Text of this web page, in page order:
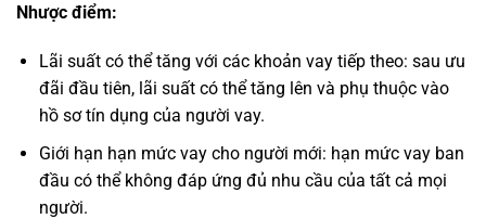
Nhược điểm:
Lãi suất có thể tăng với các khoản vay tiếp theo: sau ưu
đãi đầu tiên, lãi suất có thể tăng lên và phụ thuộc vào
hồ sơ tín dụng của người vay.
Giới hạn hạn mức vay cho người mới: hạn mức vay ban
đầu có thể không đáp ứng đủ nhu cầu của tất cả mọi
người.